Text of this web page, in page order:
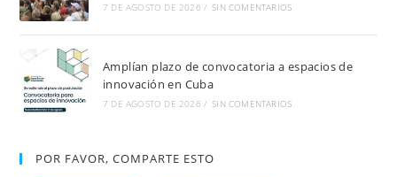
7 DE AGOSTO DE 2026 / SIN COMENTARIOS
Amplían plazo de convocatoria a espacios de
innovación en Cuba
7 DE AGOSTO DE 2026 / SIN COMENTARIOS
POR FAVOR, COMPARTE ESTO